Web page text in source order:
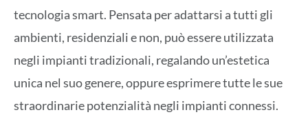
tecnologia smart. Pensata per adattarsi a tutti gli
ambienti, residenziali e non, può essere utilizzata
negli impianti tradizionali, regalando un’estetica
unica nel suo genere, oppure esprimere tutte le sue
straordinarie potenzialità negli impianti connessi.